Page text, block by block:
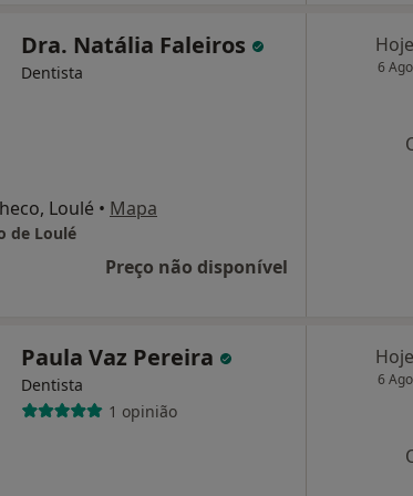
Dra. Natália Faleiros
Dentista
Loulé • Mapa
de Loulé
Preço não disponível
Hoje
6 Ago
Paula Vaz Pereira
Dentista
1 opinião
Hoje
6 Ago